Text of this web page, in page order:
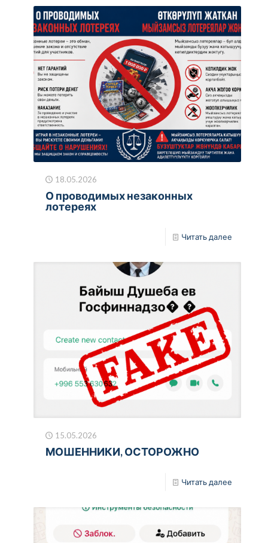
18.05.2026
О проводимых незаконных
лотереях
Читать далее
15.05.2026
МОШЕННИКИ, ОСТОРОЖНО
Читать далее